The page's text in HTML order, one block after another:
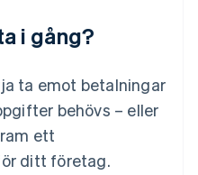
i gång?
ta emot betalningar
behövs – eller
ett
ditt företag.